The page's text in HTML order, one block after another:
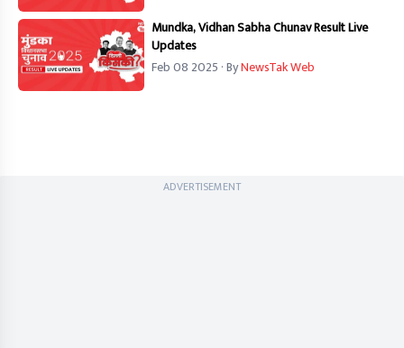
Mundka, Vidhan Sabha Chunav Result Live
Updates
Feb 08 2025 · ByNewsTak Web
ADVERTISEMENT